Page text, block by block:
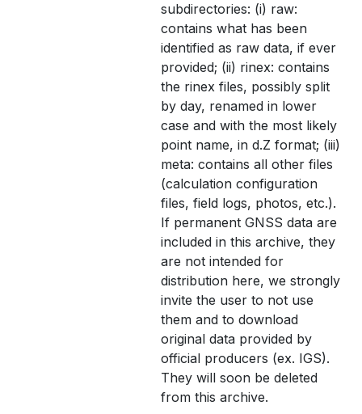
subdirectories: (i) raw:
contains what has been
identified as raw data, if ever
provided; (ii) rinex: contains
the rinex files, possibly split
by day, renamed in lower
case and with the most likely
point name, in d.Z format; (iii)
meta: contains all other files
(calculation configuration
files, field logs, photos, etc.).
If permanent GNSS data are
included in this archive, they
are not intended for
distribution here, we strongly
invite the user to not use
them and to download
original data provided by
official producers (ex. IGS).
They will soon be deleted
from this archive.